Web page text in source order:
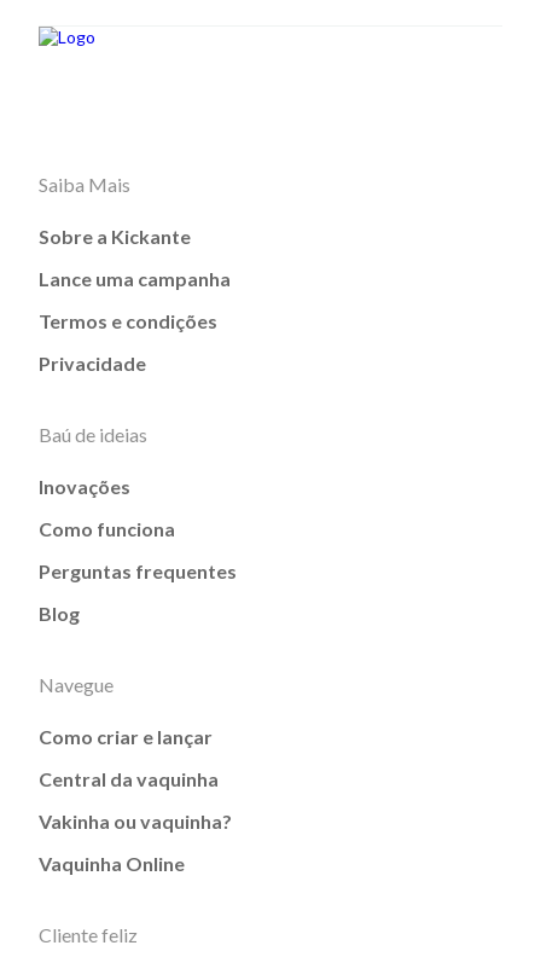
Saiba Mais
Sobre a Kickante
Lance uma campanha
Termos e condições
Privacidade
Baú de ideias
Inovações
Como funciona
Perguntas frequentes
Blog
Navegue
Como criar e lançar
Central da vaquinha
Vakinha ou vaquinha?
Vaquinha Online
Cliente feliz